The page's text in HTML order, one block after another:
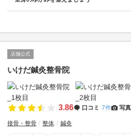
店舗公式
いけだ鍼灸整骨院
3.86 口コミ 7件 写真
接骨・整骨 整体 鍼灸